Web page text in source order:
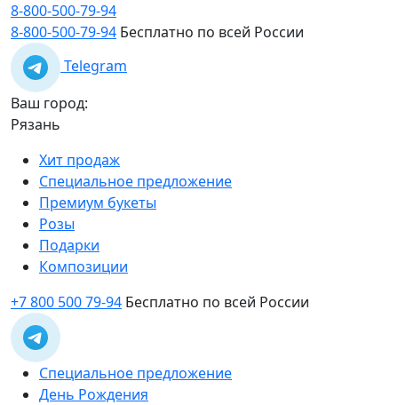
8-800-500-79-94
8-800-500-79-94 Бесплатно по всей России
Telegram
Ваш город:
Рязань
Хит продаж
Специальное предложение
Премиум букеты
Розы
Подарки
Композиции
+7 800 500 79-94 Бесплатно по всей России
Специальное предложение
День Рождения